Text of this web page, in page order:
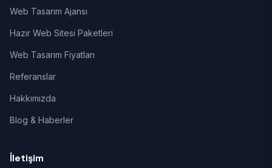
Web Tasarım Ajansı
Hazır Web Sitesi Paketleri
Web Tasarım Fiyatları
Referanslar
Hakkımızda
Blog & Haberler
İletişim